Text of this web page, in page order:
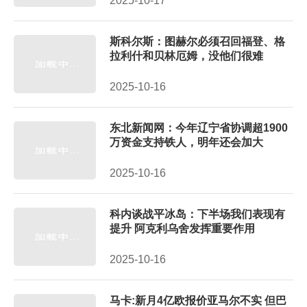
斯科尔斯：图赫尔必须召回福登、格
拉利什和贝林厄姆，没他们很难
2025-10-16
东北新闻网：今年辽宁省协调超1900
万资金支持铁人，明年还会加大
2025-10-16
科内谈战平冰岛：下半场我们表现有
提升 阿克利乌舍发挥重要作用
2025-10-16
马卡:新月4亿欧报价亚马尔不实 但巴